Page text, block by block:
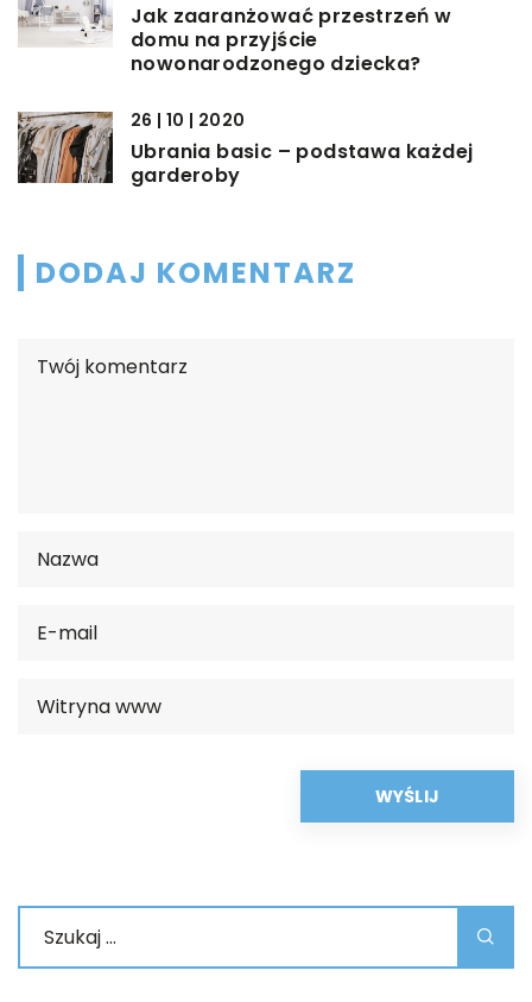
Jak zaaranżować przestrzeń w
domu na przyjście
nowonarodzonego dziecka?
26 | 10 | 2020
Ubrania basic – podstawa każdej
garderoby
DODAJ KOMENTARZ